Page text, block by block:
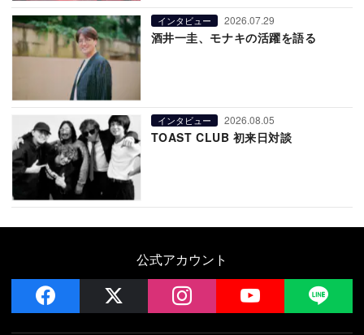
インタビュー 2026.07.29
酒井一圭、モナキの活躍を語る
インタビュー 2026.08.05
TOAST CLUB 初来日対談
公式アカウント
facebook instagram YouTube